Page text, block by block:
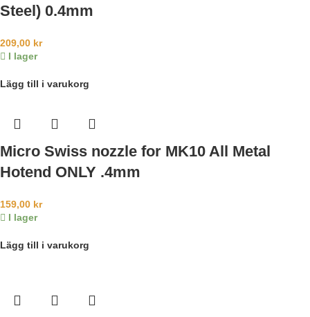
Steel) 0.4mm
209,00 kr
I lager
Lägg till i varukorg
Micro Swiss nozzle for MK10 All Metal
Hotend ONLY .4mm
159,00 kr
I lager
Lägg till i varukorg